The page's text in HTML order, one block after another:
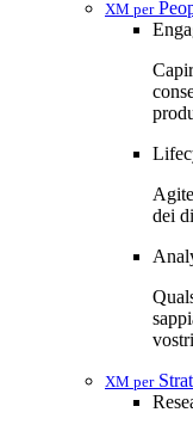
XM per
dei
XM per